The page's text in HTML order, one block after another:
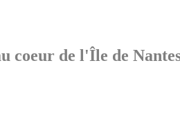
coeur de l'Île de